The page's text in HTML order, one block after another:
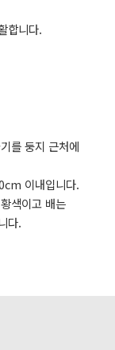
합니다.
를 둥지 근처에
이내입니다.
색이고 배는
다.